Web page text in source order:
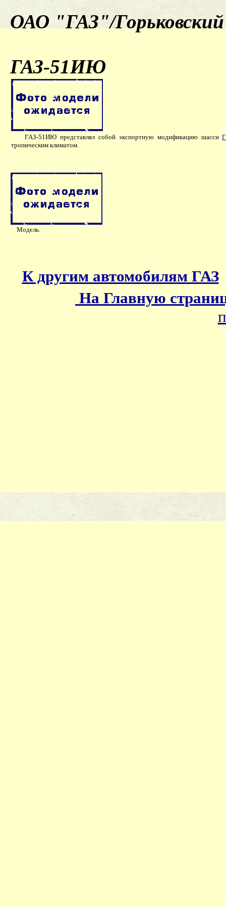
ОАО "ГАЗ"/
ГАЗ-51ИЮ
ГАЗ-51ИЮ представлял собой экспортную модификацию шасси
тропическим климатом.
Модель.
К другим автомобилям ГАЗ
На Главную